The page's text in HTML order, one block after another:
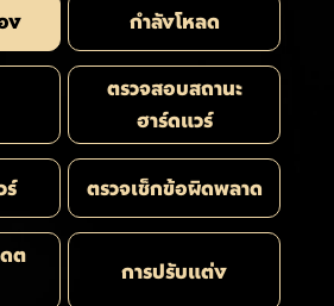
ง กำลังโหลด
ตรวจสอบสถานะ
ฮาร์ดแวร์
ร์ ตรวจเช็กข้อผิดพลาด
ต
การปรับแต่ง